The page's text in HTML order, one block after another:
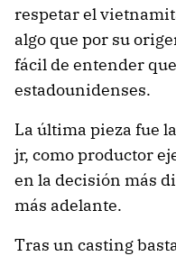
respetar el
algo que por su
fácil de entender
estadounidenses.
La última pieza fue
jr, como productor
en la decisión más
más adelante.
Tras un casting